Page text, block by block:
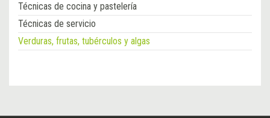
Técnicas de cocina y pastelería
Técnicas de servicio
Verduras, frutas, tubérculos y algas